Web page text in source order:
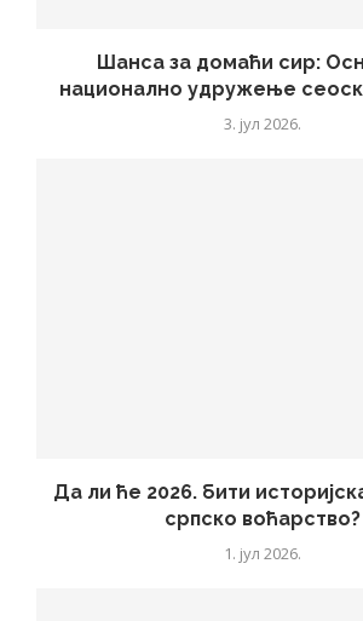
Шанса за домаћи сир:
национално удружење
3. јул 2026.
Да ли ће 2026. бити
српско воћарство?
1. јул 2026.